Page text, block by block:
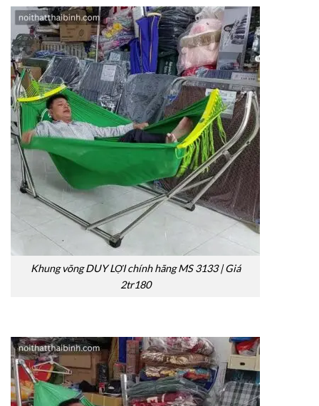
Khung võng DUY LỢI chính hãng MS 3133 | Giá
2tr180